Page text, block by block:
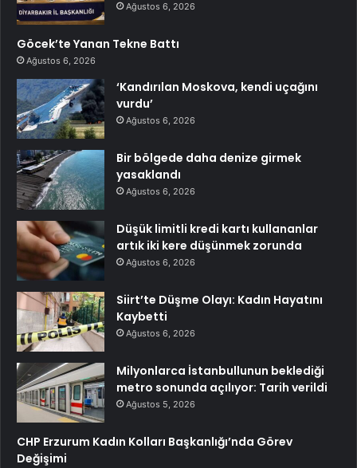
Ağustos 6, 2026
Göcek’te Yanan Tekne Battı
Ağustos 6, 2026
‘Kandırılan Moskova, kendi uçağını
vurdu’
Ağustos 6, 2026
Bir bölgede daha denize girmek
yasaklandı
Ağustos 6, 2026
Düşük limitli kredi kartı kullananlar
artık iki kere düşünmek zorunda
Ağustos 6, 2026
Siirt’te Düşme Olayı: Kadın Hayatını
Kaybetti
Ağustos 6, 2026
Milyonlarca İstanbullunun beklediği
metro sonunda açılıyor: Tarih verildi
Ağustos 5, 2026
CHP Erzurum Kadın Kolları Başkanlığı’nda Görev
Değişimi